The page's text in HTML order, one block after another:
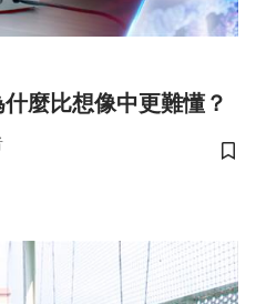
不夠 人體為什麼比想像中更難懂？
儲